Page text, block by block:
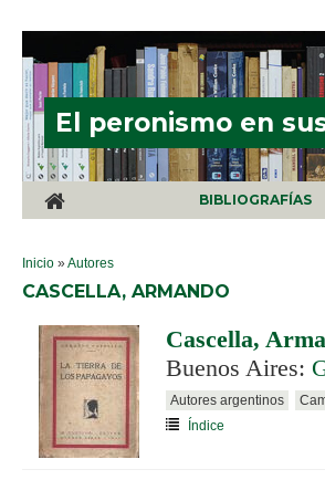
El peronismo en
BIBLIOGRAFÍAS
SE ENCUENTRA USTED AQUÍ
Inicio »Autores
CASCELLA, ARMANDO
Cascella,
Buenos Aires:
Autores argentinos
Índice